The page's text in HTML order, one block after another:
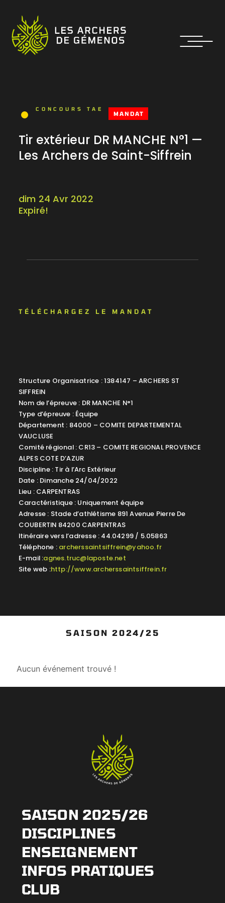
CONCOURS TAE
MANDAT
dim 24 Avr 2022
Expiré!
Tir extérieur DR MANCHE N°1 —
Les Archers de Saint-Siffrein
TÉLÉCHARGEZ LE MANDAT
Structure Organisatrice : 1384147 – ARCHERS ST
SIFFREIN
Nom de l’épreuve : DR MANCHE N°1
Type d’épreuve : Équipe
Département : 84000 – COMITE DEPARTEMENTAL
VAUCLUSE
Comité régional : CR13 – COMITE REGIONAL PROVENCE
ALPES COTE D’AZUR
Discipline : Tir à l’Arc Extérieur
Date : Dimanche 24/04/2022
Lieu : CARPENTRAS
Caractéristique : Uniquement équipe
Adresse : Stade d’athlétisme 891 Avenue Pierre De
COUBERTIN 84200 CARPENTRAS
Itinéraire vers l’adresse : 44.04299 / 5.05863
Téléphone : archerssaintsiffrein@yahoo.fr
E-mail :agnes.truc@laposte.net
Site web :http://www.archerssaintsiffrein.fr
SAISON 2024/25
Aucun événement trouvé !
SAISON 2025/26
DISCIPLINES
ENSEIGNEMENT
INFOS PRATIQUES
CLUB